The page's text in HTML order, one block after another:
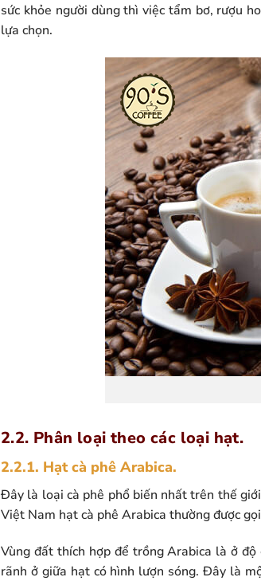
sức khỏe người dùng thì việc tẩm bơ, rượu
lựa chọn.
2.2. Phân loại theo các loại hạt.
2.2.1. Hạt cà phê Arabica.
Đây là loại cà phê phổ biến nhất trên thế
Việt Nam hạt cà phê Arabica thường được
Vùng đất thích hợp để trồng Arabica là ở
rãnh ở giữa hạt có hình lượn sóng. Đây là